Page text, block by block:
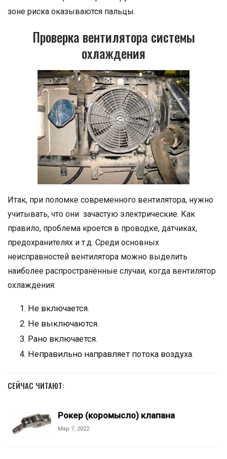
зоне риска оказываются пальцы.
Проверка вентилятора системы
охлаждения
Итак, при поломке современного вентилятора, нужно
учитывать, что они зачастую электрические. Как
правило, проблема кроется в проводке, датчиках,
предохранителях и т.д. Среди основных
неисправностей вентилятора можно выделить
наиболее распространённые случаи, когда вентилятор
охлаждения:
Не включается.
Не выключаются.
Рано включается.
Неправильно направляет потока воздуха.
СЕЙЧАС ЧИТАЮТ:
Рокер (коромысло) клапана
Мар 7, 2022